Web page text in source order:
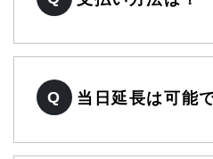
Q 当日延長は可能